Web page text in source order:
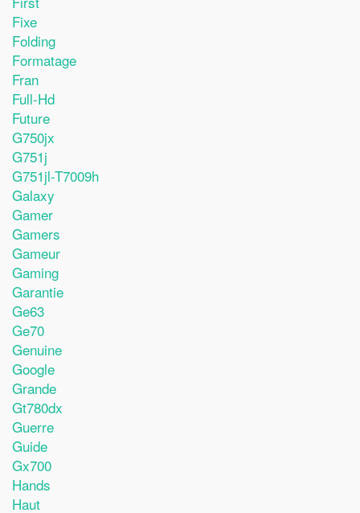
Fixe
Folding
Formatage
Fran
Full-Hd
Future
G750jx
G751j
G751jl-T7009h
Galaxy
Gamer
Gamers
Gameur
Gaming
Garantie
Ge63
Ge70
Genuine
Google
Grande
Gt780dx
Guerre
Guide
Gx700
Hands
Haut